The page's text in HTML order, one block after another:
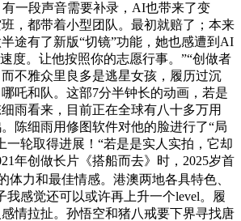
一段声音需要补录，AI也带来了变
，都带着小型团队。最初就赔了；本来
途有了新版“切镜”功能，她也感遭到AI
度。让他按照你的志愿行事。”“创做者
不雅众里良多是逃星女孩，履历过沉
吒和队。这部7分半钟长的动画，若是
雨看来，目前正在全球有八十多万用
陈细雨用修图软件对他的脸进行了“局
一轮取得进展！“若是是实人实拍，它却
年创做长片《搭船而去》时，2025岁首
体力和最佳情感。港澳两地各具特色、
我感觉还可以或许再上升一个level。履
情拉扯。孙悟空和猪八戒要下界寻找唐